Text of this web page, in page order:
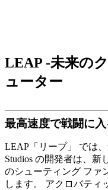
LEAP -未来の
ューター
最高速度で戦闘に入
LEAP「リープ」 では
Studios の開発者は、新
のシューティング ファ
します。 アクロバティ